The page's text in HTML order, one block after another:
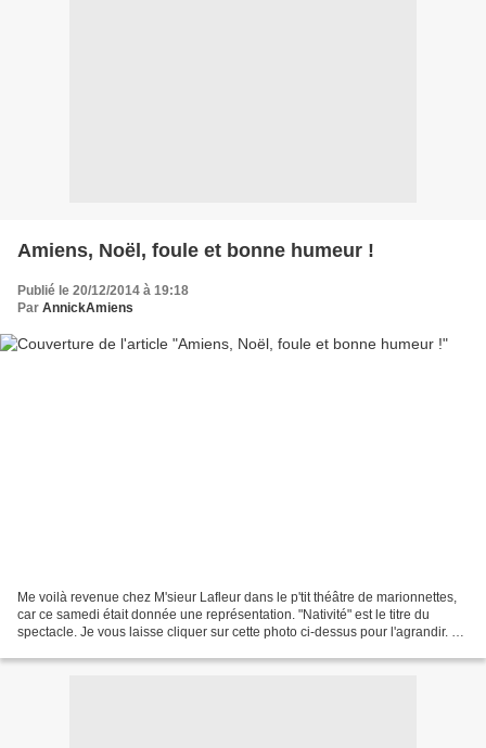
Amiens, Noël, foule et bonne humeur !
Publié le 20/12/2014 à 19:18
Par AnnickAmiens
Me voilà revenue chez M'sieur Lafleur dans le p'tit théâtre de marionnettes,
car ce samedi était donnée une représentation. "Nativité" est le titre du
spectacle. Je vous laisse cliquer sur cette photo ci-dessus pour l'agrandir. Et